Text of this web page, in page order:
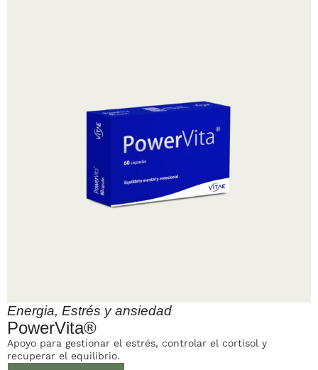
Energia, Estrés y ansiedad
PowerVita®
Apoyo para gestionar el estrés, controlar el cortisol y
recuperar el equilibrio.